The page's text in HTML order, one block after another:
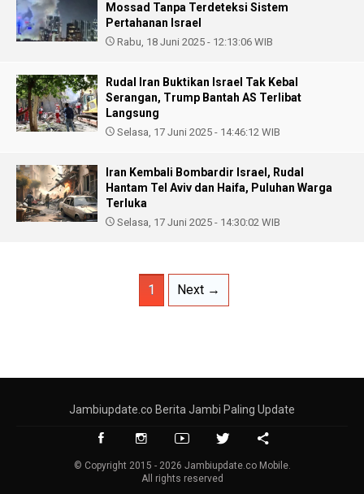
Mossad Tanpa Terdeteksi Sistem
Pertahanan Israel
Rabu, 18 Juni 2025 - 12:13:06 WIB
Rudal Iran Buktikan Israel Tak Kebal
Serangan, Trump Bantah AS Terlibat
Langsung
Selasa, 17 Juni 2025 - 14:46:12 WIB
Iran Kembali Bombardir Israel, Rudal
Hantam Tel Aviv dan Haifa, Puluhan Warga
Terluka
Selasa, 17 Juni 2025 - 14:30:02 WIB
1 Next →
Jambiupdate.co Berita Jambi Paling Update
© Copyright 2015 - 2026 Jambiupdate.co Mobile.
All rights reserved